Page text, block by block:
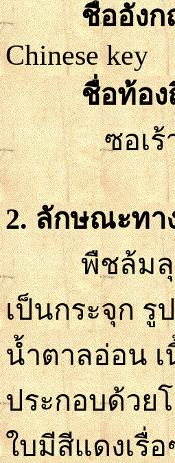
ชื่ออังก
Chinese key
ชื่อท้อ
ซอเร้
2. ลักษณะทา
พืชล้มลุก มี
เป็นกระจุก รู
น้ำตาลอ่อน
ประกอบด้วย
ใบมีสีแดงเรื่